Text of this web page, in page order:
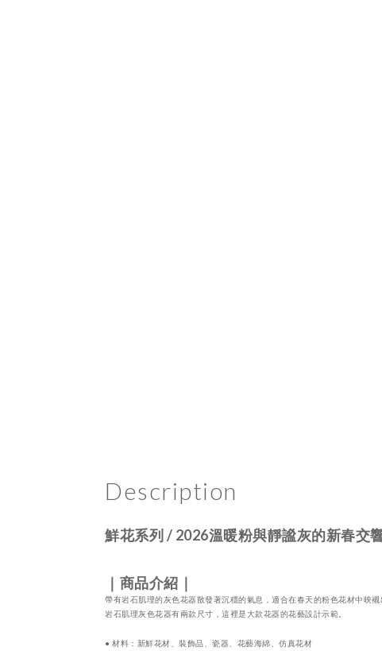
Description
鮮花系列/ 2026溫暖粉與靜謐灰的新春交
｜商品介紹｜
帶有岩石肌理的灰色花器散發著沉穩的氣息，適合在春天的粉色花材中映
岩石肌理灰色花器有兩款尺寸，這裡是大款花器的花藝設計示範
● 材料：新鮮花材、裝飾品、瓷器、花藝海綿 、仿真花材